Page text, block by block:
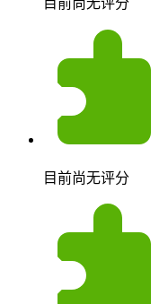
目前尚无评分
目前尚无评分